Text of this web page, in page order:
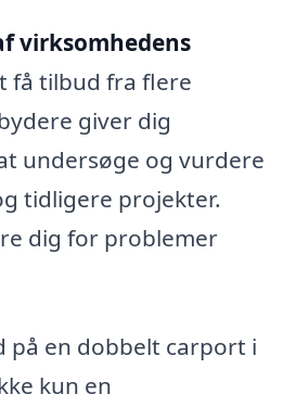
virksomhedens
få tilbud fra flere
giver dig
undersøge og vurdere
tidligere projekter.
dig for problemer
på en dobbelt carport i
kun en